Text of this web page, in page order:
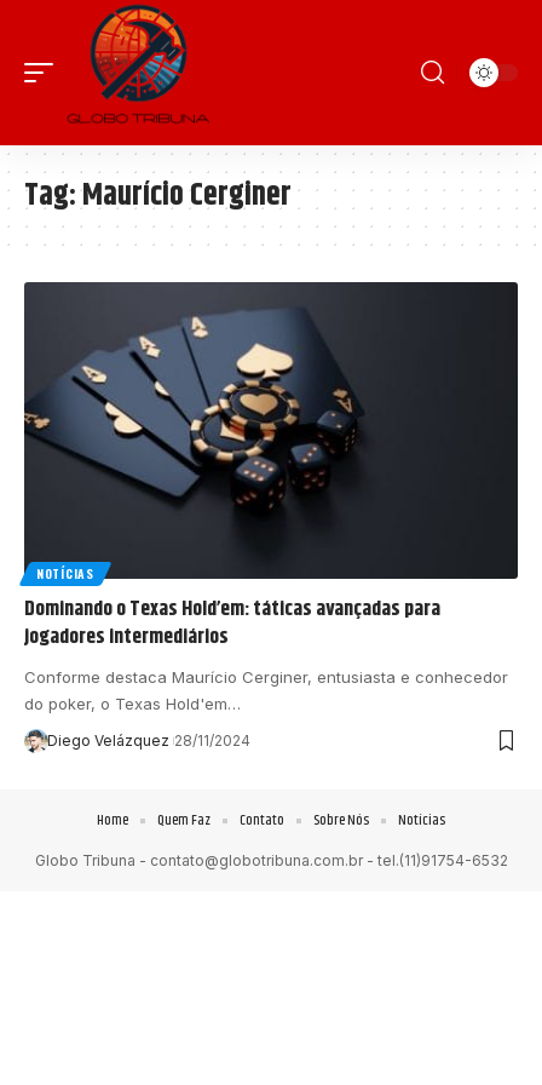
Tag:Maurício Cerginer
NOTÍCIAS
Dominando o Texas Hold’em: táticas avançadas para
jogadores intermediários
Conforme destaca Maurício Cerginer, entusiasta e conhecedor
do poker, o Texas Hold'em…
Diego Velázquez 28/11/2024
Globo Tribuna - contato@globotribuna.com.br- tel.(11)91754-6532
Home Quem Faz Contato Sobre Nós Notícias